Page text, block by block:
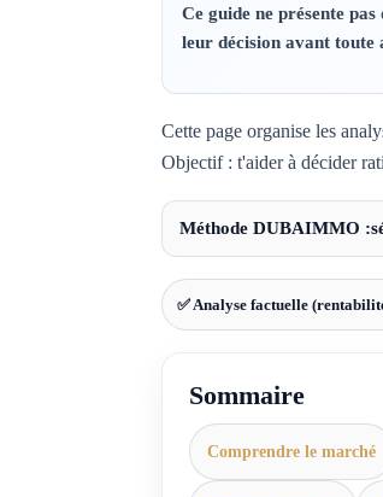
Ce guide ne présente
leur décision avant toute
Cette page organise les
Objectif : t'aider à décider
Méthode DUBAIMMO :
✅ Analyse factuelle
Sommaire
Comprendre le marché